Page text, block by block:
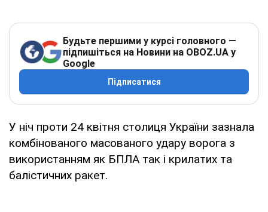
Будьте першими у курсі головного —
підпишіться на Новини на OBOZ.UA у
Google
Підписатися
У ніч проти 24 квітня столиця України зазнала
комбінованого масованого удару ворога з
використанням як БПЛА так і крилатих та
балістичних ракет.